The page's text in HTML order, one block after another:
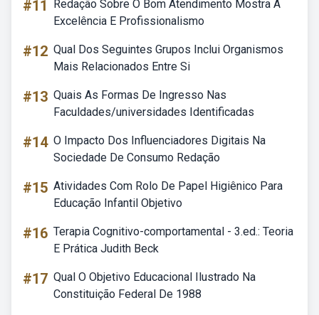
#11
Redação Sobre O Bom Atendimento Mostra A
Excelência E Profissionalismo
#12 Qual Dos Seguintes Grupos Inclui Organismos
Mais Relacionados Entre Si
#13 Quais As Formas De Ingresso Nas
Faculdades/universidades Identificadas
#14 O Impacto Dos Influenciadores Digitais Na
Sociedade De Consumo Redação
#15 Atividades Com Rolo De Papel Higiênico Para
Educação Infantil Objetivo
#16 Terapia Cognitivo-comportamental - 3.ed.: Teoria
E Prática Judith Beck
#17 Qual O Objetivo Educacional Ilustrado Na
Constituição Federal De 1988